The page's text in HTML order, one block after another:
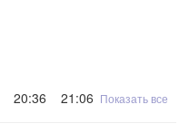
20:36 21:06 Показать все